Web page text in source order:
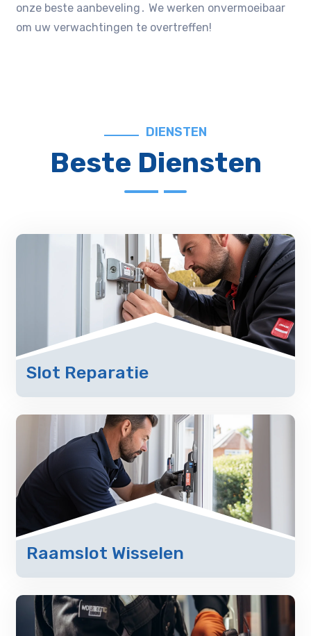
onze beste aanbeveling․ We werken onvermoeibaar
om uw verwachtingen te overtreffen!
DIENSTEN
Beste Diensten
Slot Reparatie
Raamslot Wisselen